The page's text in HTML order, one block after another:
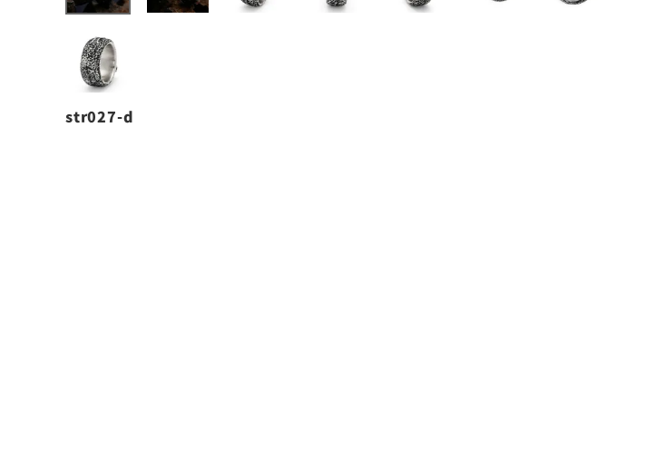
str027-d